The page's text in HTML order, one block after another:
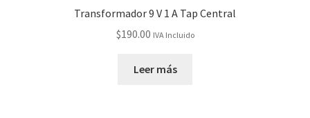
Transformador 9 V 1 A Tap Central
$190.00 IVA Incluido
Leer más